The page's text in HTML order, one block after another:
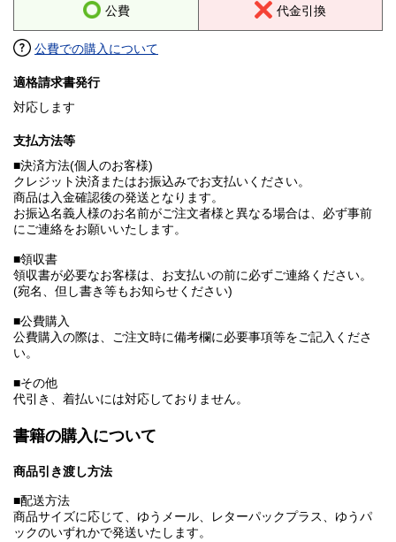
公費 代金引換
公費での購入について
適格請求書発行
対応します
支払方法等
■決済方法(個人のお客様)
クレジット決済またはお振込みでお支払いください。
商品は入金確認後の発送となります。
お振込名義人様のお名前がご注文者様と異なる場合は、必ず事前
にご連絡をお願いいたします。
■領収書
領収書が必要なお客様は、お支払いの前に必ずご連絡ください。
(宛名、但し書き等もお知らせください)
■公費購入
公費購入の際は、ご注文時に備考欄に必要事項等をご記入くださ
い。
■その他
代引き、着払いには対応しておりません。
書籍の購入について
商品引き渡し方法
■配送方法
商品サイズに応じて、ゆうメール、レターパックプラス、ゆうパ
ックのいずれかで発送いたします。